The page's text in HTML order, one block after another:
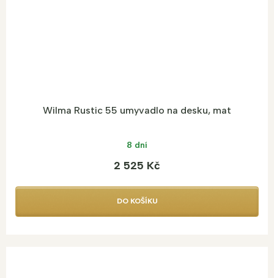
Wilma Rustic 55 umyvadlo na desku, mat
8 dní
2 525 Kč
DO KOŠÍKU